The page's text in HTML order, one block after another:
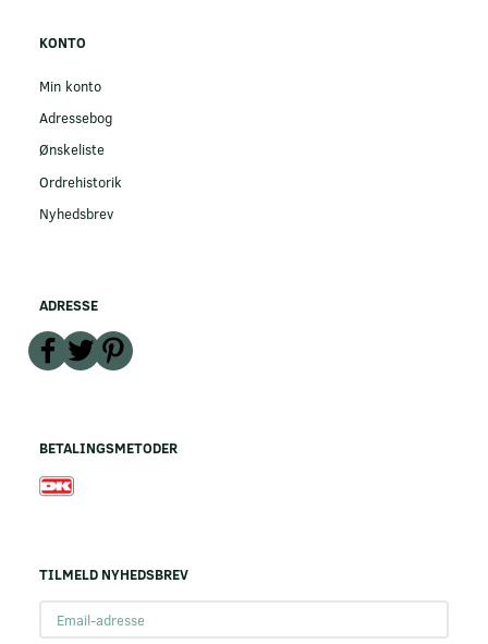
KONTO
Min konto
Adressebog
Ønskeliste
Ordrehistorik
Nyhedsbrev
ADRESSE
BETALINGSMETODER
TILMELD NYHEDSBREV
adresse